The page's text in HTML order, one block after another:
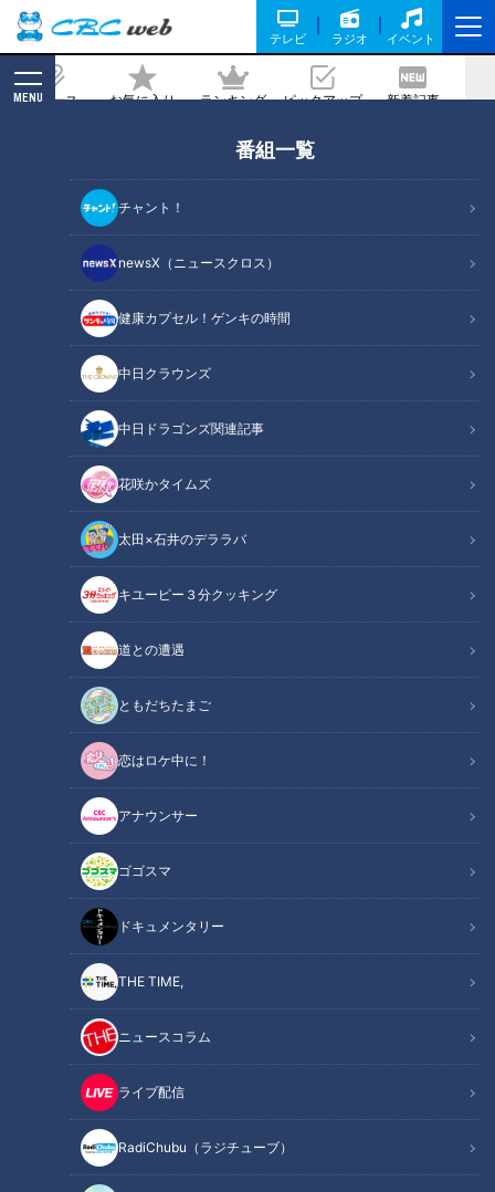
テレビ ラジオ イベント
ニュース お気に入り ランキング ピックアップ 新着記事
MENU
番組一覧
チャント！
newsX（ニュースクロス）
健康カプセル！ゲンキの時間
中日クラウンズ
中日ドラゴンズ関連記事
花咲かタイムズ
太田×石井のデララバ
キユーピー３分クッキング
道との遭遇
ともだちたまご
恋はロケ中に！
アナウンサー
ゴゴスマ
ドキュメンタリー
THE TIME,
ニュースコラム
ライブ配信
RadiChubu（ラジチューブ）
でやみつきになるグルメとは
2026/05/28 06:01
RadiChubu（ラジチューブ）
CBCラジオ #プラス！
“TKG”といえば卵かけご飯ですが、最近は“TKM”なるグルメが
話題になっているようです。西村俊仁アナウンサーは「これが
おいしいのよ」と大絶賛。なんと見た目は卵と麺だけというシ
ンプルなTKM（卵かけ麺）なのです。5月26日放送の『ＣＢＣ
ラジオ #プラス！』では、西村アナがTKMを実際に食べた感想
を熱く語りました。聞き手は石坂美咲です。
関連リンク
見た目はシンプル
西村、実食
最後はTKGになる⁉︎
オススメ関連コンテンツ
見た目はシンプル
西村が訪れたのは名古屋市内にある「桐麺」。大阪発祥のチェ
ーン店で、昨年秋ごろから名古屋エリアに進出。
金山に1店舗目ができ、さらに今年3月には名駅近くにも新店
舗がオープンしたそうです。
ここで西村がオーダーしたのは「桐玉」。見た目は非常にシン